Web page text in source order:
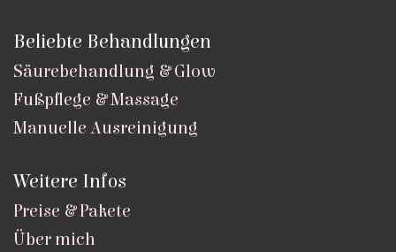
Beliebte Behandlungen
Säurebehandlung & Glow
Fußpflege & Massage
Manuelle Ausreinigung
Weitere Infos
Preise & Pakete
Über mich